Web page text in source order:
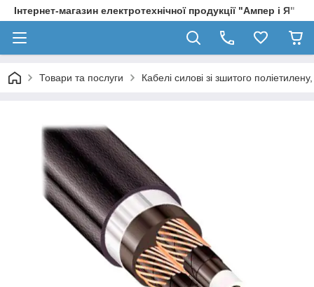
Інтернет-магазин електротехнічної продукції "Ампер і Я"
Товари та послуги Кабелі силові зі зшитого